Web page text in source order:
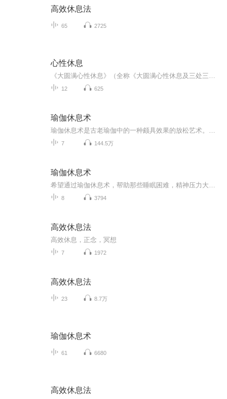
高效休息法
65 2725
心性休息
12 625
瑜伽休息术
7 144.5万
瑜伽休息术
8 3794
高效休息法
高效休息，正念，冥想
7 1972
高效休息法
23 8.7万
瑜伽休息术
61 6680
高效休息法